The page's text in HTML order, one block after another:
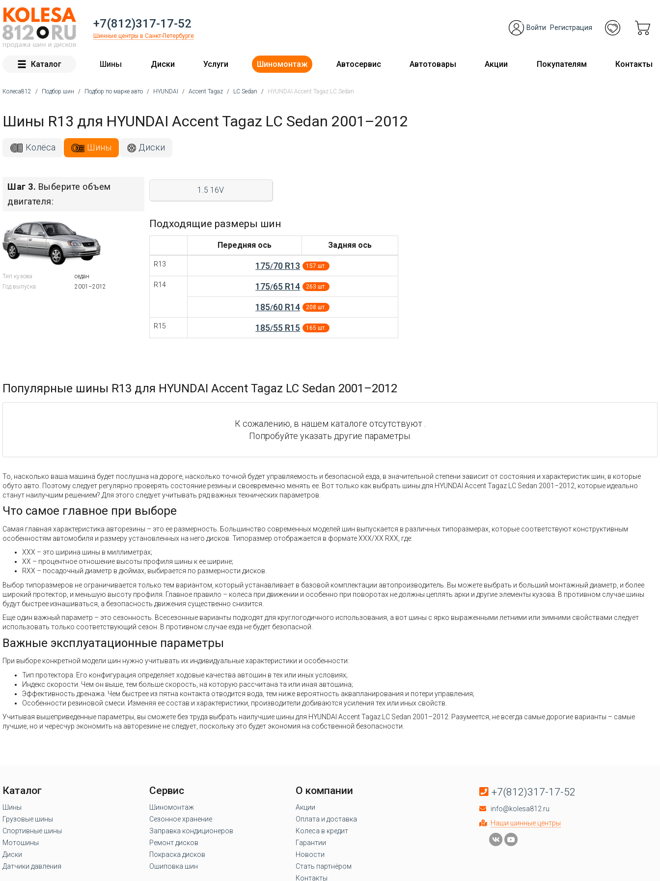
+7(812)317-17-52
Шинные центры в Санкт-Петербурге
Войти Регистрация
Каталог Шины Диски Услуги Шиномонтаж Автосервис Автотовары Акции Покупателям Контакты
Колеса812 / Подбор шин / Подбор по марке авто / HYUNDAI / Accent Tagaz / LC Sedan / HYUNDAI Accent Tagaz LC Sedan
Шины R13 для HYUNDAI Accent Tagaz LC Sedan 2001–2012
Колёса Шины Диски
Шаг 3. Выберите объем
двигателя:
Тип кузова
седан
Год выпуска
2001–2012
1.5 16V
Подходящие размеры шин
Передняя ось Задняя ось
R13 175/70 R13 157 шт.
R14 175/65 R14 263 шт.
185/60 R14 208 шт.
R15 185/55 R15 165 шт.
Популярные шины R13 для HYUNDAI Accent Tagaz LC Sedan 2001–2012
К сожалению, в нашем каталоге отсутствуют .
Попробуйте указать другие параметры.
То, насколько ваша машина будет послушна на дороге, насколько точной будет управляемость и безопасной езда, в значительной степени зависит от состояния и характеристик шин, в которые
обуто авто. Поэтому следует регулярно проверять состояние резины и своевременно менять ее. Вот только как выбрать шины для HYUNDAI Accent Tagaz LC Sedan 2001–2012, которые идеально
станут наилучшим решением? Для этого следует учитывать ряд важных технических параметров.
Что самое главное при выборе
Самая главная характеристика авторезины – это ее размерность. Большинство современных моделей шин выпускается в различных типоразмерах, которые соответствуют конструктивным
особенностям автомобиля и размеру установленных на него дисков. Типоразмер отображается в формате XXX/XX RXX, где:
XXX – это ширина шины в миллиметрах;
XX – процентное отношение высоты профиля шины к ее ширине;
RXX – посадочный диаметр в дюймах, выбирается по размерности дисков.
Выбор типоразмеров не ограничивается только тем вариантом, который устанавливает в базовой комплектации автопроизводитель. Вы можете выбрать и больший монтажный диаметр, и более
широкий протектор, и меньшую высоту профиля. Главное правило – колеса при движении и особенно при поворотах не должны цеплять арки и другие элементы кузова. В противном случае шины
будут быстрее изнашиваться, а безопасность движения существенно снизится.
Еще один важный параметр – это сезонность. Всесезонные варианты подходят для круглогодичного использования, а вот шины с ярко выраженными летними или зимними свойствами следует
использовать только соответствующий сезон. В противном случае езда не будет безопасной.
Важные эксплуатационные параметры
При выборе конкретной модели шин нужно учитывать их индивидуальные характеристики и особенности:
Тип протектора. Его конфигурация определяет ходовые качества автошин в тех или иных условиях;
Индекс скорости. Чем он выше, тем больше скорость, на которую рассчитана та или иная автошина;
Эффективность дренажа. Чем быстрее из пятна контакта отводится вода, тем ниже вероятность аквапланирования и потери управления;
Особенности резиновой смеси. Изменяя ее состав и характеристики, производители добиваются усиления тех или иных свойств.
Учитывая вышеприведенные параметры, вы сможете без труда выбрать наилучшие шины для HYUNDAI Accent Tagaz LC Sedan 2001–2012. Разумеется, не всегда самые дорогие варианты – самые
лучшие, но и чересчур экономить на авторезине не следует, поскольку это будет экономия на собственной безопасности.
Каталог
Шины
Грузовые шины
Спортивные шины
Мотошины
Диски
Датчики давления
Сервис
Шиномонтаж
Сезонное хранение
Заправка кондиционеров
Ремонт дисков
Покраска дисков
Ошиповка шин
О компании
Акции
Оплата и доставка
Колеса в кредит
Гарантии
Новости
Стать партнёром
Контакты
+7(812)317-17-52
info@kolesa812.ru
Наши шинные центры